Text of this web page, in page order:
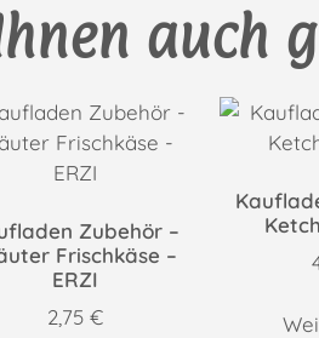
auch
Zubehör –
Frischkäse –
ERZI
2,75 €